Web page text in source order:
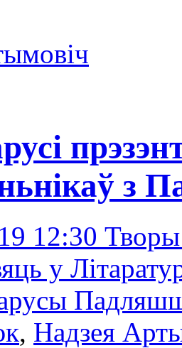
з
12:30
у
, Надзея